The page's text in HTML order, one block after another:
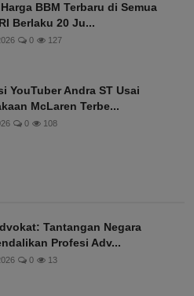
BBM Terbaru di Semua
Berlaku 20 Ju...
0 127
YouTuber Andra ST Usai
McLaren Terbe...
0 108
Tantangan Negara
Profesi Adv...
0 13